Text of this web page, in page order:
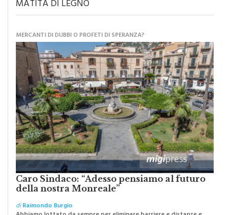
Caro Sindaco: “Adesso pensiamo al futuro
della nostra Monreale”
diRaimondo Burgio
Abbiamo lottato da sempre per eliminare barriere e distanze e
oggi dobbiamo ripartire per ricostruire certezze